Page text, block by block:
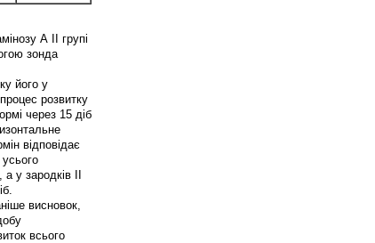
А II групі
зонда
його у
розвитку
через 15 діб
відповідає
у зародків II
висновок,
всього